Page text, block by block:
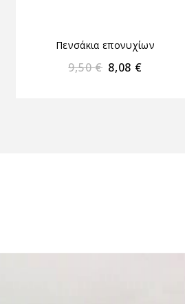
Πενσάκια επονυχίων
9,50€ 8,08 €